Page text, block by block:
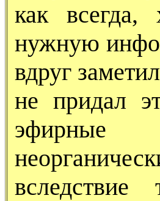
как
нужную
вдруг
не придал
эфирные